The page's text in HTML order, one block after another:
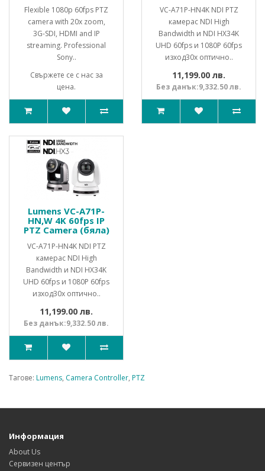
Flexible 1080p 60fps PTZ
camera with 20x zoom,
3G-SDI, HDMI and IP
streaming. Professional
Sony..
Свържете се с нас за
цена.
VC-A71P-HN4K NDI PTZ
камерас NDI High
Bandwidth и NDI HX34K
UHD 60fps и 1080P 60fps
изход30x оптично..
11,199.00 лв.
Без данък:9,332.50 лв.
Lumens VC-A71P-
HN,W 4K 60fps IP
PTZ Camera (бяла)
VC-A71P-HN4K NDI PTZ
камерас NDI High
Bandwidth и NDI HX34K
UHD 60fps и 1080P 60fps
изход30x оптично..
11,199.00 лв.
Без данък:9,332.50 лв.
Тагове: Lumens, Camera Controller, PTZ
Информация
About Us
Сервизен център